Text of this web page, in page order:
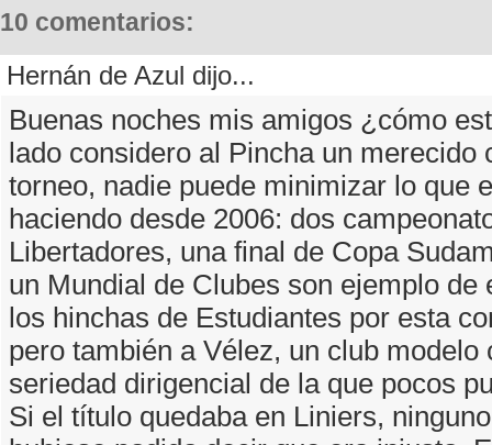
10 comentarios:
Hernán de Azul dijo...
Buenas noches mis amigos ¿cómo
lado considero al Pincha un merecido
torneo, nadie puede minimizar lo que
haciendo desde 2006: dos
Libertadores, una final de Copa
un Mundial de Clubes son ejemplo de
los hinchas de Estudiantes por esta
pero también a Vélez, un club modelo
seriedad dirigencial de la que pocos
Si el título quedaba en Liniers,